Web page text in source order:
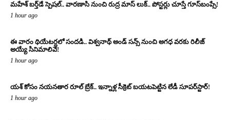
మహేశ్ బర్త్‌డే స్పెషల్.. వారణాసి నుంచి రుద్ర మాస్ లుక్.. పోస్టర్లు చూస్తే గూస్‌బంప్సే!
1 hour ago
ఈ వారం థియేటర్లలో సందడి.. విశ్వనాథ్ అండ్ సన్స్ నుంచి అగధ వరకు రిలీజ్
అయ్యే సినిమాలివే!
1 hour ago
యశ్ కోసం నయనతార రూల్ బ్రేక్.. ఇన్నాళ్ల సీక్రెట్ బయటపెట్టిన లేడీ సూపర్‌స్టార్!
1 hour ago